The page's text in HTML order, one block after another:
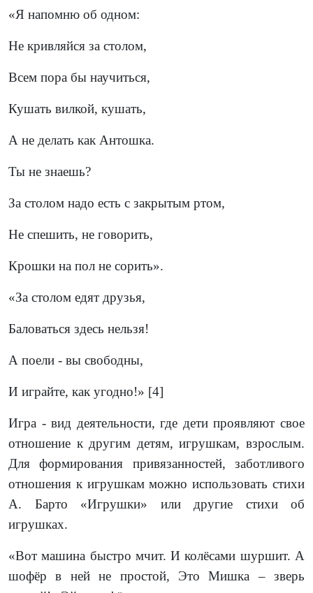
«Я напомню об одном:
Не кривляйся за столом,
Всем пора бы научиться,
Кушать вилкой, кушать,
А не делать как Антошка.
Ты не знаешь?
За столом надо есть с закрытым ртом,
Не спешить, не говорить,
Крошки на пол не сорить».
«За столом едят друзья,
Баловаться здесь нельзя!
А поели - вы свободны,
И играйте, как угодно!» [4]
Игра - вид деятельности, где дети проявляют свое
отношение к другим детям, игрушкам, взрослым.
Для формирования привязанностей, заботливого
отношения к игрушкам можно использовать стихи
А. Барто «Игрушки» или другие стихи об
игрушках.
«Вот машина быстро мчит. И колёсами шуршит. А
шофёр в ней не простой, Это Мишка – зверь